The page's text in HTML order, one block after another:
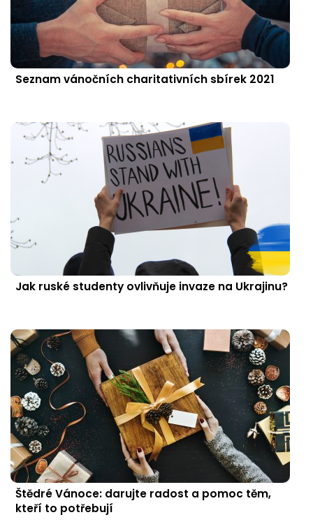
Seznam vánočních charitativních sbírek 2021
Jak ruské studenty ovlivňuje invaze na Ukrajinu?
Štědré Vánoce: darujte radost a pomoc těm,
kteří to potřebují